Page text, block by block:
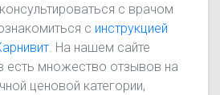
с врачом
с инструкцией
. На нашем сайте
есть множество отзывов на
ценовой категории,